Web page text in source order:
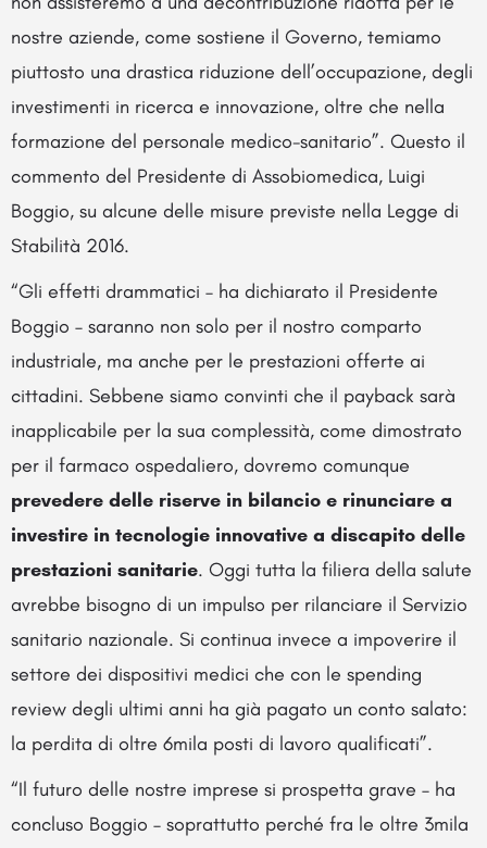
nostre aziende, come sostiene il Governo, temiamo
piuttosto una drastica riduzione dell’occupazione, degli
investimenti in ricerca e innovazione, oltre che nella
formazione del personale medico-sanitario”. Questo il
commento del Presidente di Assobiomedica, Luigi
Boggio, su alcune delle misure previste nella Legge di
Stabilità 2016.
“Gli effetti drammatici – ha dichiarato il Presidente
Boggio – saranno non solo per il nostro comparto
industriale, ma anche per le prestazioni offerte ai
cittadini. Sebbene siamo convinti che il payback sarà
inapplicabile per la sua complessità, come dimostrato
per il farmaco ospedaliero, dovremo comunque
prevedere delle riserve in bilancio e rinunciare a
investire in tecnologie innovative a discapito delle
prestazioni sanitarie. Oggi tutta la filiera della salute
avrebbe bisogno di un impulso per rilanciare il Servizio
sanitario nazionale. Si continua invece a impoverire il
settore dei dispositivi medici che con le spending
review degli ultimi anni ha già pagato un conto salato:
la perdita di oltre 6mila posti di lavoro qualificati”.
“Il futuro delle nostre imprese si prospetta grave – ha
concluso Boggio – soprattutto perché fra le oltre 3mila